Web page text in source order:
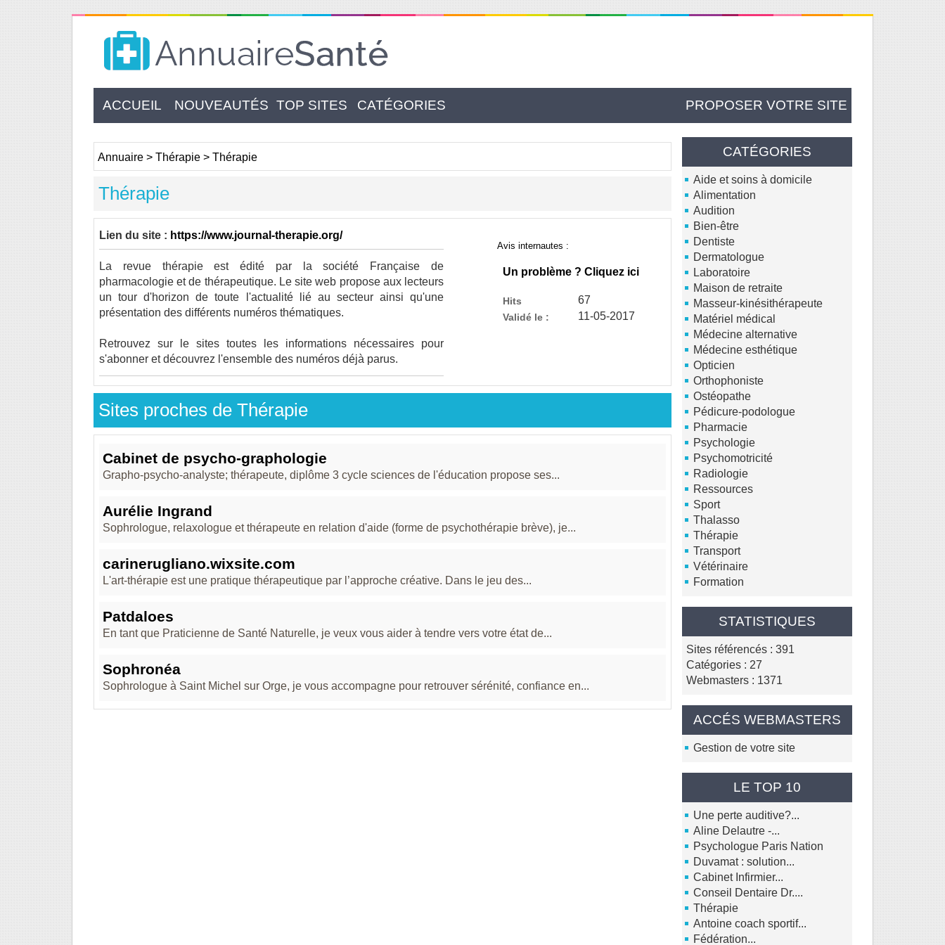
ACCUEIL NOUVEAUTÉS TOP SITES CATÉGORIES PROPOSER VOTRE SITE
CATÉGORIES
Aide et soins à domicile
Alimentation
Audition
Bien-être
Dentiste
Dermatologue
Laboratoire
Maison de retraite
Masseur-kinésithérapeute
Matériel médical
Médecine alternative
Médecine esthétique
Opticien
Orthophoniste
Ostéopathe
Pédicure-podologue
Pharmacie
Psychologie
Psychomotricité
Radiologie
Ressources
Sport
Thalasso
Thérapie
Transport
Vétérinaire
Formation
STATISTIQUES
Sites référencés : 391
Catégories : 27
Webmasters : 1371
ACCÉS WEBMASTERS
Gestion de votre site
LE TOP 10
Une perte auditive?...
Aline Delautre -...
Psychologue Paris Nation
Duvamat : solution...
Cabinet Infirmier...
Conseil Dentaire Dr....
Thérapie
Antoine coach sportif...
Fédération...
Annuaire > Thérapie > Thérapie
Thérapie
Lien du site : https://www.journal-therapie.org/
La revue thérapie est édité par la société Française de
pharmacologie et de thérapeutique. Le site web propose aux lecteurs
un tour d'horizon de toute l'actualité lié au secteur ainsi qu'une
présentation des différents numéros thématiques.
Retrouvez sur le sites toutes les informations nécessaires pour
s'abonner et découvrez l'ensemble des numéros déjà parus.
Avis internautes :
Un problème ? Cliquez ici
Hits 67
Validé le : 11-05-2017
Sites proches de Thérapie
Cabinet de psycho-graphologie
Grapho-psycho-analyste; thérapeute, diplôme 3 cycle sciences de l'éducation propose ses...
Aurélie Ingrand
Sophrologue, relaxologue et thérapeute en relation d'aide (forme de psychothérapie brève), je...
carinerugliano.wixsite.com
L'art-thérapie est une pratique thérapeutique par l’approche créative. Dans le jeu des...
Patdaloes
En tant que Praticienne de Santé Naturelle, je veux vous aider à tendre vers votre état de...
Sophronéa
Sophrologue à Saint Michel sur Orge, je vous accompagne pour retrouver sérénité, confiance en...